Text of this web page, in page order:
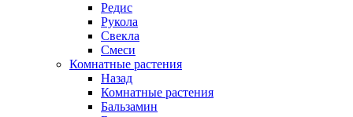
Редис
Рукола
Свекла
Смеси
Комнатные растения
Назад
Комнатные растения
Бальзамин